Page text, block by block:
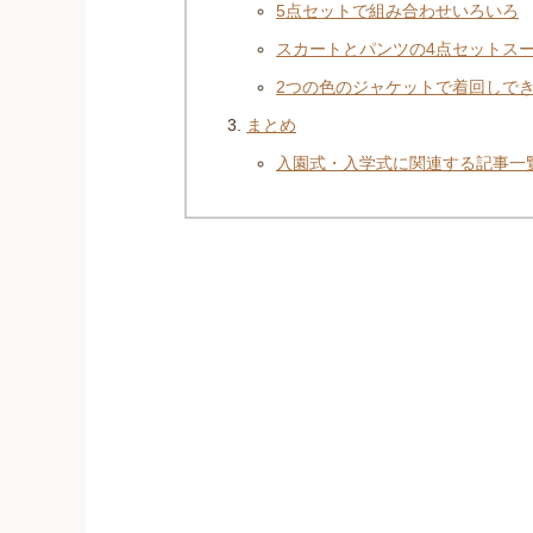
5点セットで組み合わせいろいろ
スカートとパンツの4点セットス
2つの色のジャケットで着回しで
まとめ
入園式・入学式に関連する記事一